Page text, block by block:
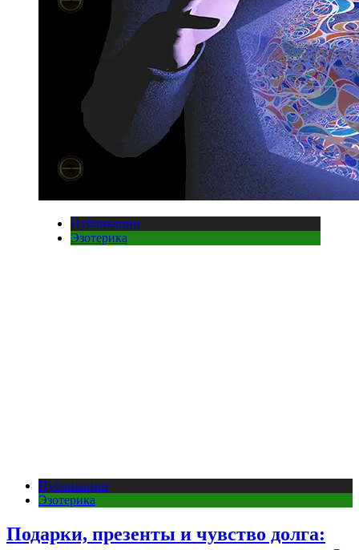
Публикации
Эзотерика
Публикации
Эзотерика
Подарки, презенты и чувство долга: